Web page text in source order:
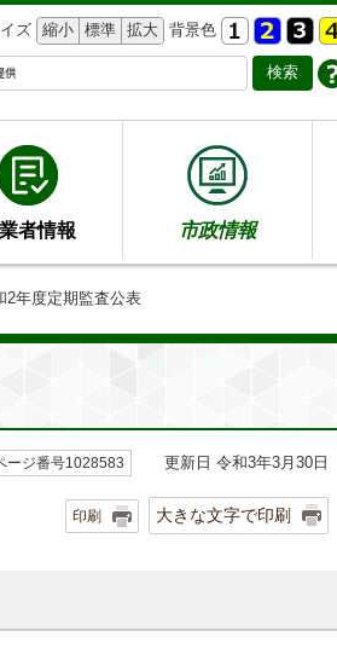
ズ 縮小 標準 拡大 背景色
者情報 市政情報
2年度定期監査公表
ージ番号1028583 更新日 令和3年3月30日
印刷 大きな文字で印刷